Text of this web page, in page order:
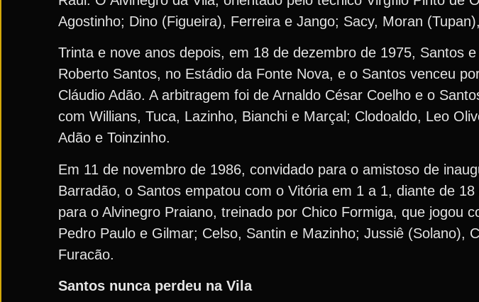
Agostinho; Dino (Figueira), Ferreira e Jango; Sacy, Moran
Trinta e nove anos depois, em 18 de dezembro de 1975, Santos
Roberto Santos, no Estádio da Fonte Nova, e o Santos venceu
Cláudio Adão. A arbitragem foi de Arnaldo César Coelho e o
com Willians, Tuca, Lazinho, Bianchi e Marçal; Clodoaldo, Leo
Adão e Toinzinho.
Em 11 de novembro de 1986, convidado para o amistoso de
Barradão, o Santos empatou com o Vitória em 1 a 1, diante de
para o Alvinegro Praiano, treinado por Chico Formiga, que jogou
Pedro Paulo e Gilmar; Celso, Santin e Mazinho; Jussiê (Solano),
Furacão.
Santos nunca perdeu na Vila